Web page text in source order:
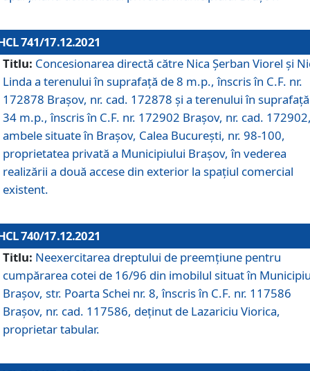
741/17.12.2021
Titlu: Concesionarea directă către Nica Șerban Viorel și
Linda a terenului în suprafață de 8 m.p., înscris în C.F. nr.
172878 Brașov, nr. cad. 172878 și a terenului în
34 m.p., înscris în C.F. nr. 172902 Brașov, nr. cad.
ambele situate în Brașov, Calea București, nr. 98-100,
proprietatea privată a Municipiului Brașov, în vederea
realizării a două accese din exterior la spațiul comercial
existent.
740/17.12.2021
Titlu: Neexercitarea dreptului de preemţiune pentru
cumpărarea cotei de 16/96 din imobilul situat în
Braşov, str. Poarta Schei nr. 8, înscris în C.F. nr. 117586
Brașov, nr. cad. 117586, deținut de Lazariciu Viorica,
proprietar tabular.